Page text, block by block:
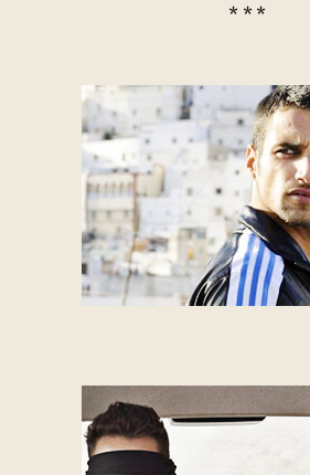
* * *